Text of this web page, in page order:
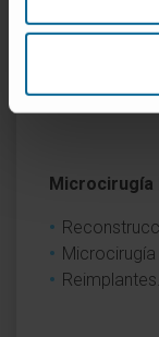
Liposucción
Rinoplastia
Microcirugía
Reimplantes.